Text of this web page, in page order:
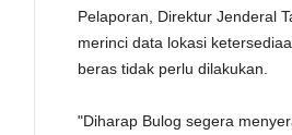
Pelaporan, Direktur Jenderal
merinci data lokasi
beras tidak perlu dilakukan.
"Diharap Bulog segera